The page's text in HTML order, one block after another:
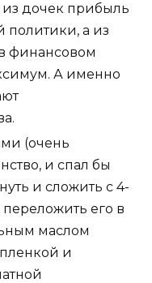
дочек прибыль
политики, а из
финансовом
А именно
(очень
и спал бы
и сложить с 4-
его в
маслом
и